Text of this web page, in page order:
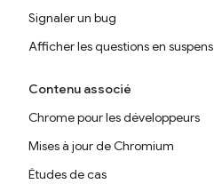
Signaler un bug
Afficher les questions en suspens
Contenu associé
Chrome pour les développeurs
Mises à jour de Chromium
Études de cas